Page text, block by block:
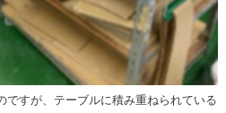
ですが、テーブルに積み重ねられている